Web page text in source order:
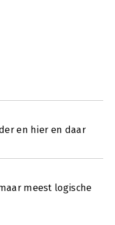
en hier en daar
meest logische